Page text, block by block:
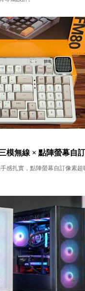
模無線 × 點陣螢幕自訂
感扎實，點陣螢幕自訂像素超